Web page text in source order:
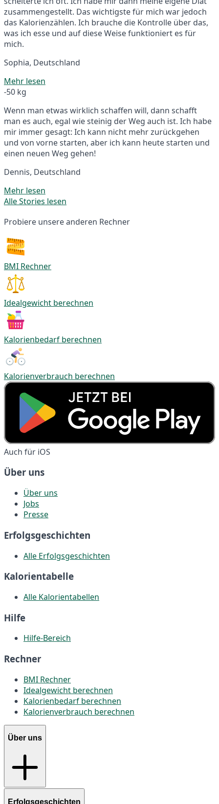
zusammengestellt. Das wichtigste für mich war jedoch
das Kalorienzählen. Ich brauche die Kontrolle über das,
was ich esse und auf diese Weise funktioniert es für
mich.
Sophia, Deutschland
Mehr lesen
-50 kg
Wenn man etwas wirklich schaffen will, dann schafft
man es auch, egal wie steinig der Weg auch ist. Ich habe
mir immer gesagt: Ich kann nicht mehr zurückgehen
und von vorne starten, aber ich kann heute starten und
einen neuen Weg gehen!
Dennis, Deutschland
Mehr lesen
Alle Stories lesen
Probiere unsere anderen Rechner
BMI Rechner
Idealgewicht berechnen
Kalorienbedarf berechnen
Kalorienverbrauch berechnen
Auch für iOS
Über uns
Über uns
Jobs
Presse
Erfolgsgeschichten
Alle Erfolgsgeschichten
Kalorientabelle
Alle Kalorientabellen
Hilfe
Hilfe-Bereich
Rechner
BMI Rechner
Idealgewicht berechnen
Kalorienbedarf berechnen
Kalorienverbrauch berechnen
Über uns
Erfolgsgeschichten